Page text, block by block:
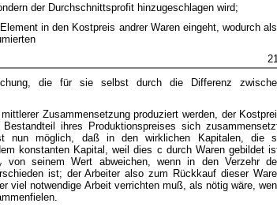
der Durchschnittsprofit hinzugeschlagen wird;
in den Kostpreis andrer Waren eingeht, wodurch
die für sie selbst durch die Differenz
Zusammensetzung produziert werden, der
ihres Produktionspreises sich
nun möglich, daß in den wirklichen Kapitalen, die
konstanten Kapital, weil dies c durch Waren gebildet
von seinem Wert abweichen, wenn in den Verzehr
ist; der Arbeiter also zum Rückkauf dieser
viel notwendige Arbeit verrichten muß, als nötig wäre,